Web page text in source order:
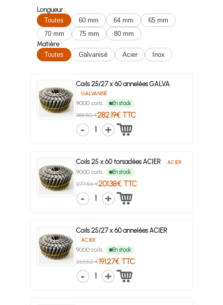
Longueur :
Toutes
60 mm 64 mm
65 mm
70 mm
75 mm
80 mm
Matière :
Toutes
Galvanisé Acier Inox
Coils 25/27 x 60 annelées GALVA
GALVANISÉ
9000 coils En stock
388.80 €282.19€ TTC
1
Coils 25 x 60 torsadées ACIER ACIER
9000 coils En stock
277.56 €201.38€ TTC
1
Coils 25/27 x 60 annelées ACIER
ACIER
9000 coils En stock
263.52 €191.27€ TTC
1